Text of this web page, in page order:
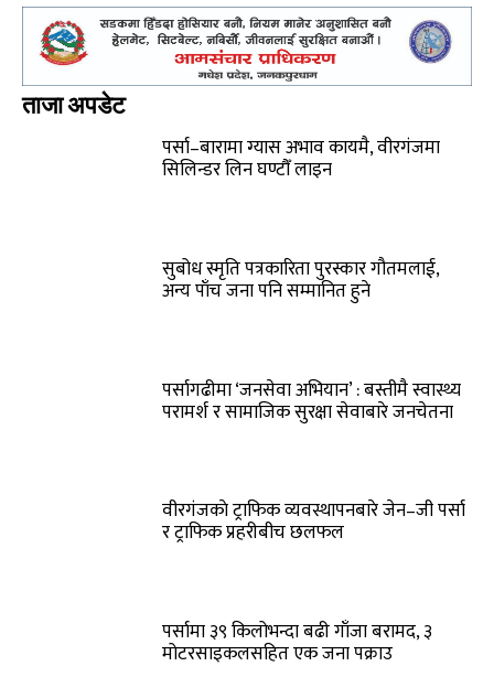
ताजा अपडेट
पर्सा–बारामा ग्यास अभाव कायमै, वीरगंजमा
सिलिन्डर लिन घण्टौँ लाइन
सुबोध स्मृति पत्रकारिता पुरस्कार गौतमलाई,
अन्य पाँच जना पनि सम्मानित हुने
पर्सागढीमा ‘जनसेवा अभियान’ : बस्तीमै स्वास्थ्य
परामर्श र सामाजिक सुरक्षा सेवाबारे जनचेतना
वीरगंजकाे ट्राफिक व्यवस्थापनबारे जेन–जी पर्सा
र ट्राफिक प्रहरीबीच छलफल
पर्सामा ३९ किलोभन्दा बढी गाँजा बरामद, ३
मोटरसाइकलसहित एक जना पक्राउ